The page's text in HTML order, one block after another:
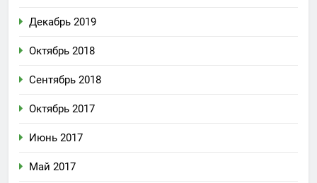
Декабрь 2019
Октябрь 2018
Сентябрь 2018
Октябрь 2017
Июнь 2017
Май 2017